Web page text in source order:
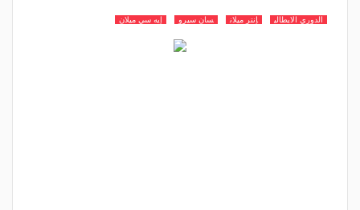
الدوري الايطالي إنتر ميلان سان سيرو إيه سي ميلان